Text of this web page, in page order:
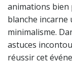
animations bien
blanche
minimalisme.
astuces
réussir cet